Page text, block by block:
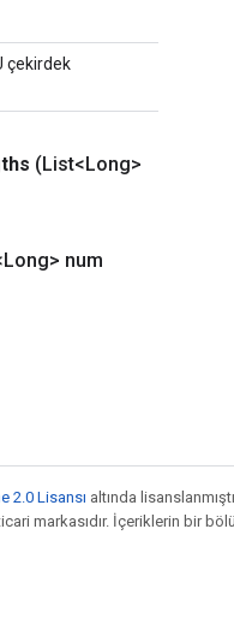
çekirdek
(List<Long>
num
2.0 Lisansı altında
markasıdır. İçeriklerin bir